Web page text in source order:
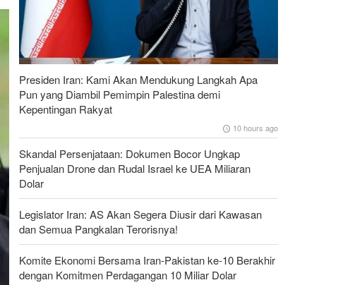
Presiden Iran: Kami Akan Mendukung Langkah Apa
Pun yang Diambil Pemimpin Palestina demi
Kepentingan Rakyat
10 hours ago
Skandal Persenjataan: Dokumen Bocor Ungkap
Penjualan Drone dan Rudal Israel ke UEA Miliaran
Dolar
Legislator Iran: AS Akan Segera Diusir dari Kawasan
dan Semua Pangkalan Terorisnya!
Komite Ekonomi Bersama Iran-Pakistan ke-10 Berakhir
dengan Komitmen Perdagangan 10 Miliar Dolar